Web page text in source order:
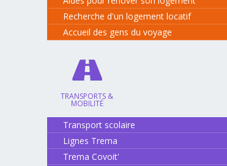
Recherche d'un logement locatif
Accueil des gens du voyage
TRANSPORTS &
MOBILITÉ
Transport scolaire
Lignes Trema
Trema Covoit'